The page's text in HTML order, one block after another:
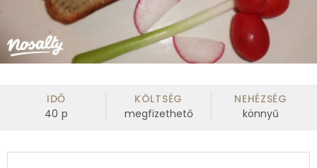
IDŐ
40 p
KÖLTSÉG
megfizethető
NEHÉZSÉG
könnyű